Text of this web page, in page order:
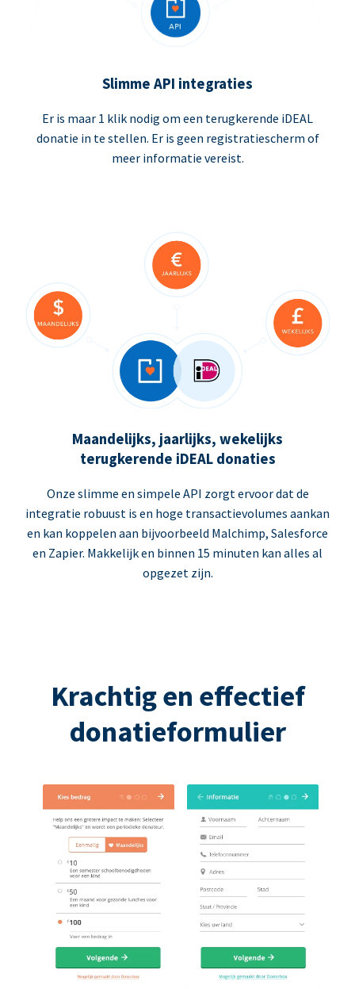
Slimme API integraties
Er is maar 1 klik nodig om een terugkerende iDEAL
donatie in te stellen. Er is geen registratiescherm of
meer informatie vereist.
Maandelijks, jaarlijks, wekelijks
terugkerende iDEAL donaties
Onze slimme en simpele API zorgt ervoor dat de
integratie robuust is en hoge transactievolumes aankan
en kan koppelen aan bijvoorbeeld Malchimp, Salesforce
en Zapier. Makkelijk en binnen 15 minuten kan alles al
opgezet zijn.
Krachtig en effectief
donatieformulier